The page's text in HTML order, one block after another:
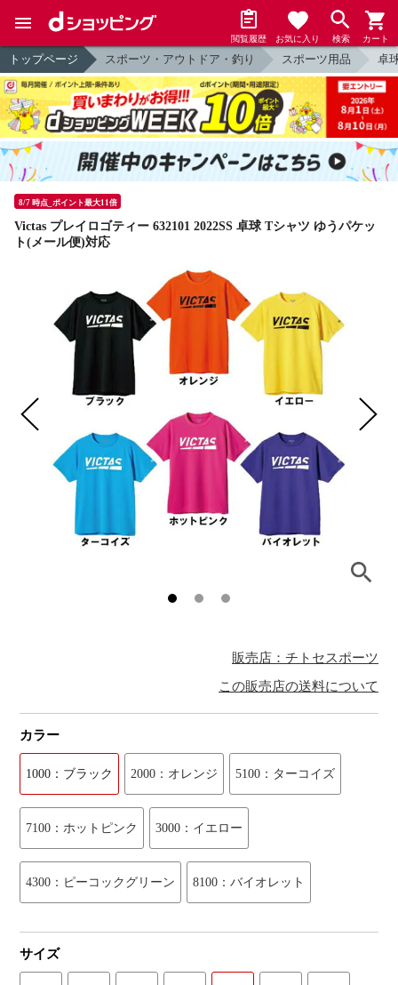
閲覧履歴 お気に入り 検索 カート
トップページ スポーツ・アウトドア・釣り スポーツ用品 卓
8/7 時点_ポイント最大11倍
Victas プレイロゴティー 632101 2022SS 卓球 Tシャツ ゆうパケッ
ト(メール便)対応
販売店：チトセスポーツ
この販売店の送料について
カラー
1000：ブラック 2000：オレンジ 5100：ターコイズ
7100：ホットピンク 3000：イエロー
4300：ピーコックグリーン 8100：バイオレット
サイズ